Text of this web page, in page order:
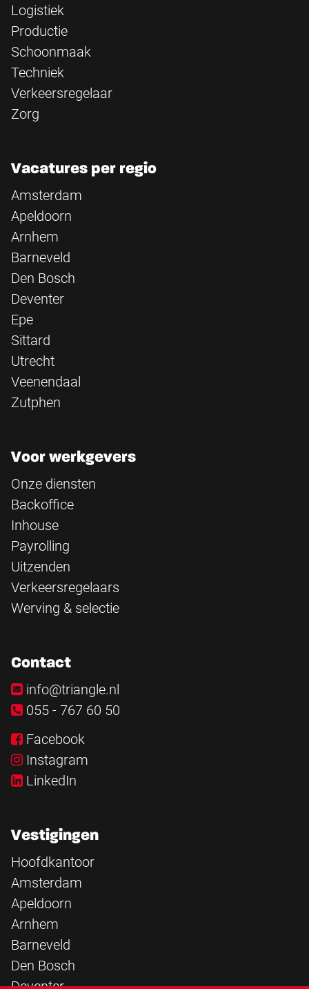
Logistiek
Productie
Schoonmaak
Techniek
Verkeersregelaar
Zorg
Vacatures per regio
Amsterdam
Apeldoorn
Arnhem
Barneveld
Den Bosch
Deventer
Epe
Sittard
Utrecht
Veenendaal
Zutphen
Voor werkgevers
Onze diensten
Backoffice
Inhouse
Payrolling
Uitzenden
Verkeersregelaars
Werving & selectie
Contact
info@triangle.nl
055 - 767 60 50
Facebook
Instagram
LinkedIn
Vestigingen
Hoofdkantoor
Amsterdam
Apeldoorn
Arnhem
Barneveld
Den Bosch